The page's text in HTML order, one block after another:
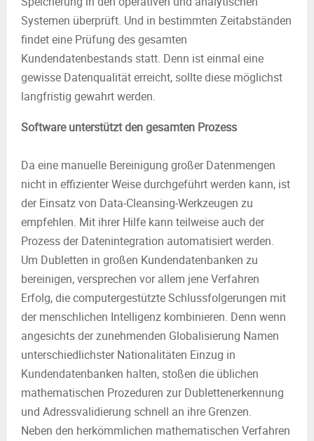
Systemen überprüft. Und in bestimmten Zeitabständen
findet eine Prüfung des gesamten
Kundendatenbestands statt. Denn ist einmal eine
gewisse Datenqualität erreicht, sollte diese möglichst
langfristig gewahrt werden.
Software unterstützt den gesamten Prozess
Da eine manuelle Bereinigung großer Datenmengen
nicht in effizienter Weise durchgeführt werden kann, ist
der Einsatz von Data-Cleansing-Werkzeugen zu
empfehlen. Mit ihrer Hilfe kann teilweise auch der
Prozess der Datenintegration automatisiert werden.
Um Dubletten in großen Kundendatenbanken zu
bereinigen, versprechen vor allem jene Verfahren
Erfolg, die computergestützte Schlussfolgerungen mit
der menschlichen Intelligenz kombinieren. Denn wenn
angesichts der zunehmenden Globalisierung Namen
unterschiedlichster Nationalitäten Einzug in
Kundendatenbanken halten, stoßen die üblichen
mathematischen Prozeduren zur Dublettenerkennung
und Adressvalidierung schnell an ihre Grenzen.
Neben den herkömmlichen mathematischen Verfahren